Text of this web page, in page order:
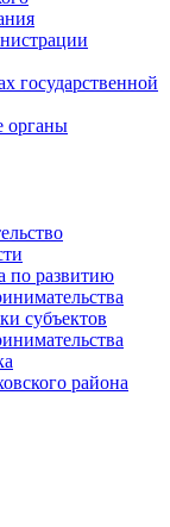
государственной
органы
по развитию
субъектов
района